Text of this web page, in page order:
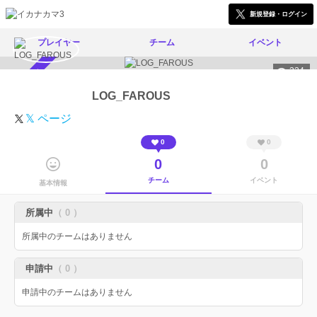
新規登録・ログイン
プレイヤー チーム イベント
324
LOG_FAROUS
𝕏 ページ
基本情報
0
0
チーム
0
0
イベント
所属中 （ 0 ）
所属中のチームはありません
申請中 （ 0 ）
申請中のチームはありません